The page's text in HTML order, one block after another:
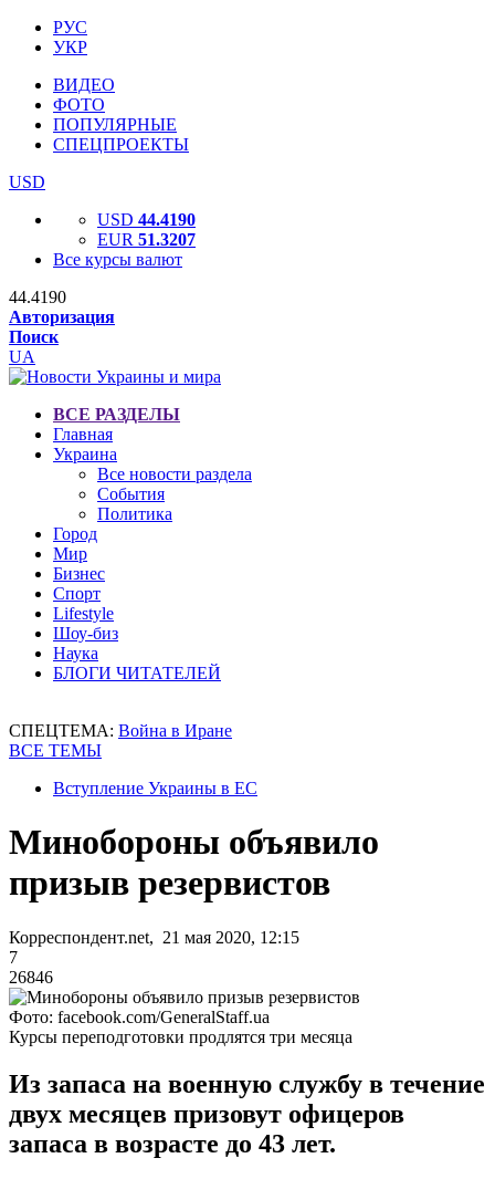
РУС
УКР
ВИДЕО
ФОТО
ПОПУЛЯРНЫЕ
СПЕЦПРОЕКТЫ
USD
USD 44.4190
EUR 51.3207
Все курсы валют
44.4190
Авторизация
Поиск
UA
ВСЕ РАЗДЕЛЫ
Главная
Украина
Все новости раздела
События
Политика
Город
Мир
Бизнес
Спорт
Lifestyle
Шоу-биз
Наука
БЛОГИ ЧИТАТЕЛЕЙ
СПЕЦТЕМА: Война в Иране
ВСЕ ТЕМЫ
Вступление Украины в ЕС
Минобороны объявило
призыв резервистов
Корреспондент.net, 21 мая 2020, 12:15
7
26846
Фото: facebook.com/GeneralStaff.ua
Курсы переподготовки продлятся три месяца
Из запаса на военную службу в течение
двух месяцев призовут офицеров
запаса в возрасте до 43 лет.